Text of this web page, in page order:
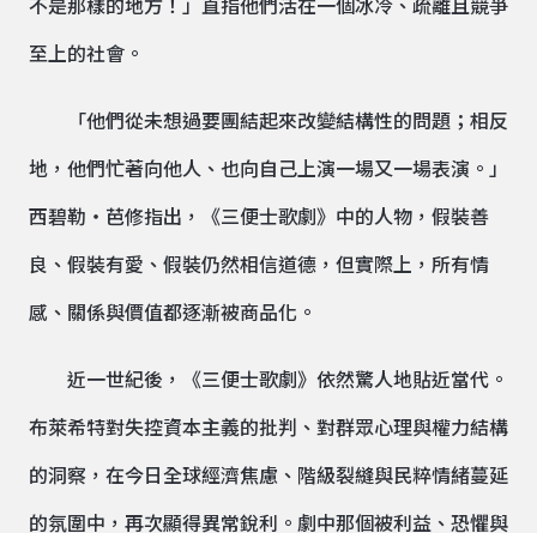
不是那樣的地方！」直指他們活在一個冰冷、疏離且競爭
至上的社會。
「他們從未想過要團結起來改變結構性的問題；相反
地，他們忙著向他人、也向自己上演一場又一場表演。」
西碧勒・芭修指出，《三便士歌劇》中的人物，假裝善
良、假裝有愛、假裝仍然相信道德，但實際上，所有情
感、關係與價值都逐漸被商品化。
近一世紀後，《三便士歌劇》依然驚人地貼近當代。
布萊希特對失控資本主義的批判、對群眾心理與權力結構
的洞察，在今日全球經濟焦慮、階級裂縫與民粹情緒蔓延
的氛圍中，再次顯得異常銳利。劇中那個被利益、恐懼與